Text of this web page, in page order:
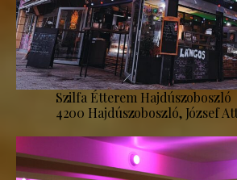
Szilfa Étterem Hajdúszoboszló
4200 Hajdúszoboszló, József